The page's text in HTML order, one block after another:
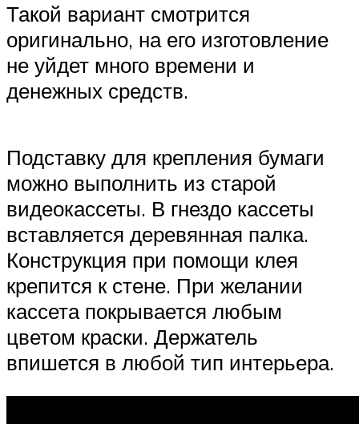
Такой вариант смотрится
оригинально, на его изготовление
не уйдет много времени и
денежных средств.
Подставку для крепления бумаги
можно выполнить из старой
видеокассеты. В гнездо кассеты
вставляется деревянная палка.
Конструкция при помощи клея
крепится к стене. При желании
кассета покрывается любым
цветом краски. Держатель
впишется в любой тип интерьера.